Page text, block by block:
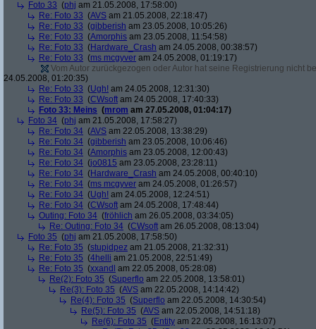
Foto 33 (phj am 21.05.2008, 17:58:00)
Re: Foto 33 (AVS am 21.05.2008, 22:18:47)
Re: Foto 33 (gibberish am 23.05.2008, 10:05:26)
Re: Foto 33 (Amorphis am 23.05.2008, 11:54:58)
Re: Foto 33 (Hardware_Crash am 24.05.2008, 00:38:57)
Re: Foto 33 (ms mcgyver am 24.05.2008, 01:19:17)
Vom Autor zurückgezogen oder Autor hat seine Registrierung nicht
24.05.2008, 01:20:35)
Re: Foto 33 (Ugh! am 24.05.2008, 12:31:30)
Re: Foto 33 (CWsoft am 24.05.2008, 17:40:33)
Foto 33: Meins (mrom am 27.05.2008, 01:04:17)
Foto 34 (phj am 21.05.2008, 17:58:27)
Re: Foto 34 (AVS am 22.05.2008, 13:38:29)
Re: Foto 34 (gibberish am 23.05.2008, 10:06:46)
Re: Foto 34 (Amorphis am 23.05.2008, 12:00:43)
Re: Foto 34 (jo0815 am 23.05.2008, 23:28:11)
Re: Foto 34 (Hardware_Crash am 24.05.2008, 00:40:10)
Re: Foto 34 (ms mcgyver am 24.05.2008, 01:26:57)
Re: Foto 34 (Ugh! am 24.05.2008, 12:24:51)
Re: Foto 34 (CWsoft am 24.05.2008, 17:48:44)
Outing: Foto 34 (fröhlich am 26.05.2008, 03:34:05)
Re: Outing: Foto 34 (CWsoft am 26.05.2008, 08:13:04)
Foto 35 (phj am 21.05.2008, 17:58:50)
Re: Foto 35 (stupidpez am 21.05.2008, 21:32:31)
Re: Foto 35 (4helli am 21.05.2008, 22:51:49)
Re: Foto 35 (xxandl am 22.05.2008, 05:28:08)
Re(2): Foto 35 (Superflo am 22.05.2008, 13:58:01)
Re(3): Foto 35 (AVS am 22.05.2008, 14:14:42)
Re(4): Foto 35 (Superflo am 22.05.2008, 14:30:54)
Re(5): Foto 35 (AVS am 22.05.2008, 14:51:18)
Re(6): Foto 35 (Entity am 22.05.2008, 16:13:07)